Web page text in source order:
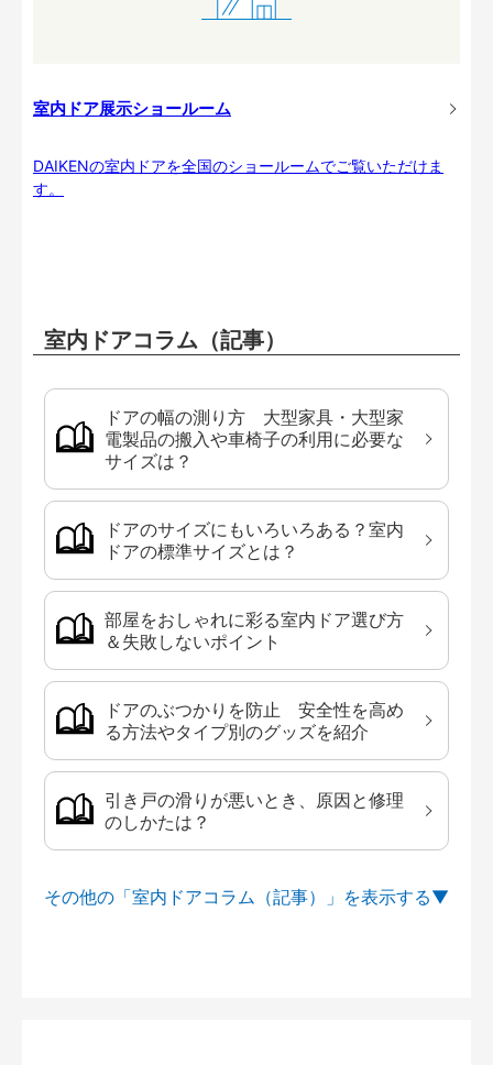
室内ドア展示ショールーム
DAIKENの室内ドアを全国のショールームでご覧いただけま
す。
室内ドアコラム（記事）
ドアの幅の測り方 大型家具・大型家
電製品の搬入や車椅子の利用に必要な
サイズは？
ドアのサイズにもいろいろある？室内
ドアの標準サイズとは？
部屋をおしゃれに彩る室内ドア選び方
＆失敗しないポイント
ドアのぶつかりを防止 安全性を高め
る方法やタイプ別のグッズを紹介
引き戸の滑りが悪いとき、原因と修理
のしかたは？
その他の「室内ドアコラム（記事）」を